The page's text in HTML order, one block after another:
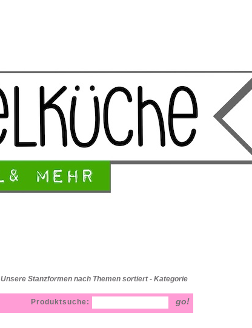
Unsere Stanzformen nach Themen sortiert - Kategorie
Produktsuche: